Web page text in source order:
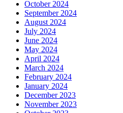
October 2024
September 2024
August 2024
July 2024
June 2024
May 2024
April 2024
March 2024
February 2024
January 2024
December 2023
November 2023